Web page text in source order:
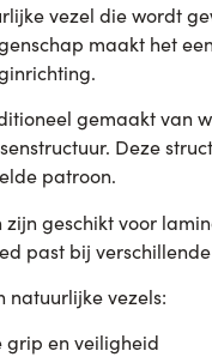
vezel die wordt
maakt het
gemaakt van
Deze
patroon.
zijn geschikt voor
past bij
natuurlijke vezels:
grip en veiligheid